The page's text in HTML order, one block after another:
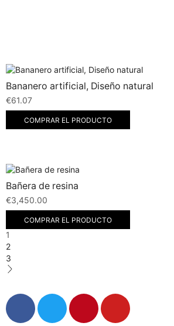
Bananero artificial, Diseño natural
€61.07
COMPRAR EL PRODUCTO
Bañera de resina
€3,450.00
COMPRAR EL PRODUCTO
1
2
3